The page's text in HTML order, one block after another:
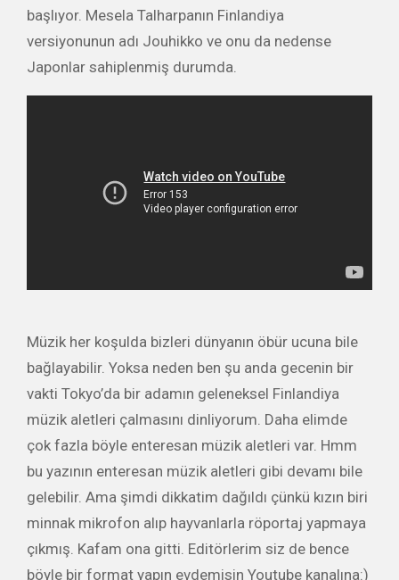
başlıyor. Mesela Talharpanın Finlandiya
versiyonunun adı Jouhikko ve onu da nedense
Japonlar sahiplenmiş durumda.
Müzik her koşulda bizleri dünyanın öbür ucuna bile
bağlayabilir. Yoksa neden ben şu anda gecenin bir
vakti Tokyo’da bir adamın geleneksel Finlandiya
müzik aletleri çalmasını dinliyorum. Daha elimde
çok fazla böyle enteresan müzik aletleri var. Hmm
bu yazının enteresan müzik aletleri gibi devamı bile
gelebilir. Ama şimdi dikkatim dağıldı çünkü kızın biri
minnak mikrofon alıp hayvanlarla röportaj yapmaya
çıkmış. Kafam ona gitti. Editörlerim siz de bence
böyle bir format yapın evdemisin Youtube kanalına:)